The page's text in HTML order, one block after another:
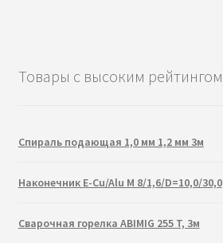
Товары с высоким рейтингом
Спираль подающая 1,0 мм 1,2 мм 3м
Наконечник E-Cu/Alu M 8/1,6/D=10,0/30,0
Сварочная горелка ABIMIG 255 T, 3м